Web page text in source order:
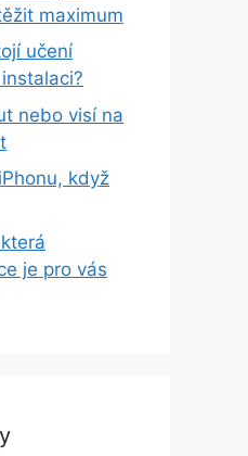
maximum
učení
nebo visí na
když
je pro vás